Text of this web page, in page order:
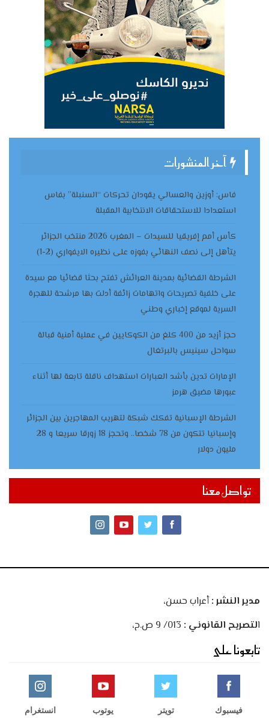
آخر المنشورات
فاس: أوزين والعسالي يقودان تحركات “السنبلة” بفاس
استعدادا للاستحقاقات الانتخابية المقبلة
كأس أمم إفريقيا للسيدات – المغرب 2026 منتخب الجزائر
يتأهل إلى نصف النهائي بفوزه على نظيره الايفواري (2-1)
الشرطة القضائية بمدينة العرائش تفتح بحثا قضائيا مع سيدة
على خلفية تصريحات واتهامات زائفة أدلت بها مرشحة للهجرة
السرية لموقع إخباري وطني
حجز أزيد من 400 كلغ من الكوكايين في عملية أمنية قبالة
سواحل سينيس بالبرتغال
الإمارات تدين بأشد العبارات استهداف ناقلة تابعة لها أثناء
عبورها مضيق هرمز
الشرطة الإسبانية تفكك شبكة لتهريب المهاجرين بين الجزائر
وإسبانيا تتكون من 78 شخصا.. وتحجز 18 زورقا سريعا و 28
مليون دولار
تواصل معنا
مدير النشر :أعراب حسن،
التصريح القانوني :
تابعونا على
فيسبوك تويتر يوتوب انستغرام